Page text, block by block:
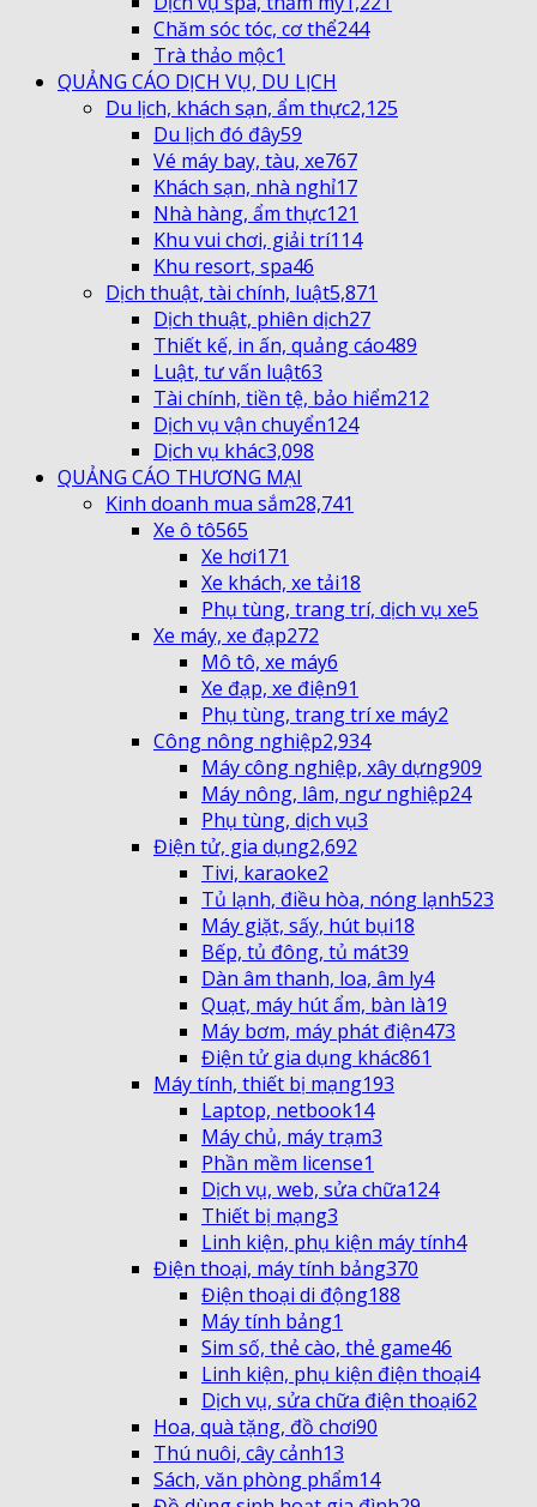
Chăm sóc tóc, cơ thể244
Trà thảo mộc1
QUẢNG CÁO DỊCH VỤ, DU LỊCH
Du lịch, khách sạn, ẩm thực2,125
Du lịch đó đây59
Vé máy bay, tàu, xe767
Khách sạn, nhà nghỉ17
Nhà hàng, ẩm thực121
Khu vui chơi, giải trí114
Khu resort, spa46
Dịch thuật, tài chính, luật5,871
Dịch thuật, phiên dịch27
Thiết kế, in ấn, quảng cáo489
Luật, tư vấn luật63
Tài chính, tiền tệ, bảo hiểm212
Dịch vụ vận chuyển124
Dịch vụ khác3,098
QUẢNG CÁO THƯƠNG MẠI
Kinh doanh mua sắm28,741
Xe ô tô565
Xe hơi171
Xe khách, xe tải18
Phụ tùng, trang trí, dịch vụ xe5
Xe máy, xe đạp272
Mô tô, xe máy6
Xe đạp, xe điện91
Phụ tùng, trang trí xe máy2
Công nông nghiệp2,934
Máy công nghiệp, xây dựng909
Máy nông, lâm, ngư nghiệp24
Phụ tùng, dịch vụ3
Điện tử, gia dụng2,692
Tivi, karaoke2
Tủ lạnh, điều hòa, nóng lạnh523
Máy giặt, sấy, hút bụi18
Bếp, tủ đông, tủ mát39
Dàn âm thanh, loa, âm ly4
Quạt, máy hút ẩm, bàn là19
Máy bơm, máy phát điện473
Điện tử gia dụng khác861
Máy tính, thiết bị mạng193
Laptop, netbook14
Máy chủ, máy trạm3
Phần mềm license1
Dịch vụ, web, sửa chữa124
Thiết bị mạng3
Linh kiện, phụ kiện máy tính4
Điện thoại, máy tính bảng370
Điện thoại di động188
Máy tính bảng1
Sim số, thẻ cào, thẻ game46
Linh kiện, phụ kiện điện thoại4
Dịch vụ, sửa chữa điện thoại62
Hoa, quà tặng, đồ chơi90
Thú nuôi, cây cảnh13
Sách, văn phòng phẩm14